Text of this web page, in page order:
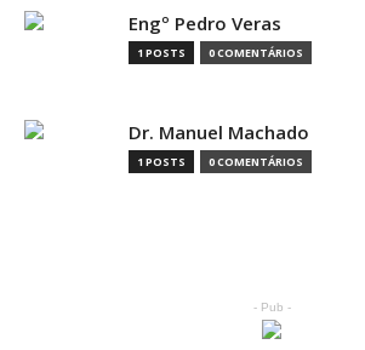
Engº Pedro Veras
1 POSTS 0 COMENTÁRIOS
Dr. Manuel Machado
1 POSTS 0 COMENTÁRIOS
- Pub -